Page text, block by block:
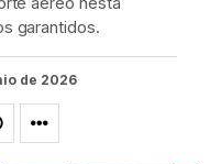
garantidos.
de 2026